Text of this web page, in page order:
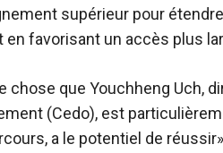
supérieur pour
favorisant un accès plus
chose que Youchheng Uch,
(Cedo), est
a le potentiel de